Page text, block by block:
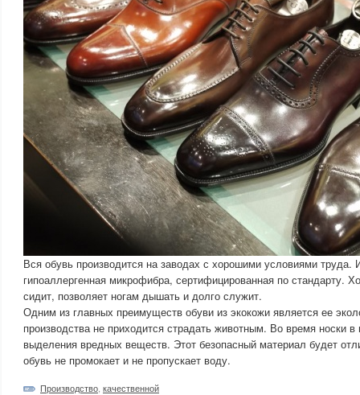
Вся обувь производится на заводах с хорошими условиями
гипоаллергенная микрофибра, сертифицированная по стандарту.
сидит, позволяет ногам дышать и долго служит.
Одним из главных преимуществ обуви из экокожи является ее
производства не приходится страдать животным. Во время носки в
выделения вредных веществ. Этот безопасный материал будет
обувь не промокает и не пропускает воду.
Производство качественной